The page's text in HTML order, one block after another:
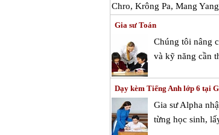
Chro, Krông Pa, Mang
Gia sư Toán
Chúng tôi nâng
và kỹ năng cần
Dạy kèm Tiếng Anh lớp 6 tại
Gia sư Alpha
từng học sinh,